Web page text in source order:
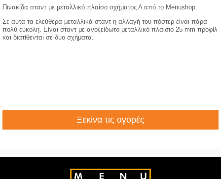
Πινακίδα σταντ με μεταλλικό πλαίσο σχήματος Λ από το Menushop.
Σε αυτά τα ελεύθερα μεταλλικά σταντ η αλλαγή του πόστερ είναι πάρα
πολύ εύκολη. Είναι σταντ με ανοξείδωτο μεταλλικό πλαίσιο 25 mm προφίλ
και διατίθενται σε δύο σχήματα.
Ξεκίνα τις αγορές